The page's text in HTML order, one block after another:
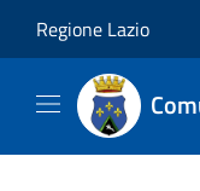
Regione Lazio